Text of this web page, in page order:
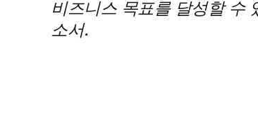
비즈니스 목표를 달성할 수
소서.